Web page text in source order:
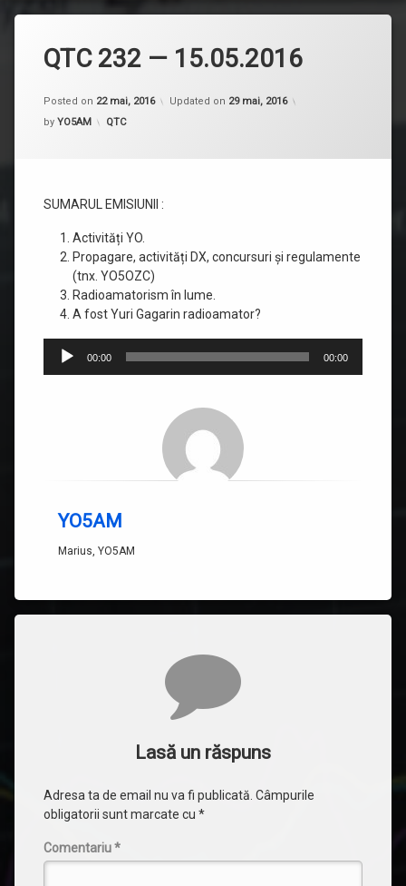
QTC 232 — 15.05.2016
Posted on 22 mai, 2016 Updated on 29 mai, 2016
by YO5AM Categorii:
QTC
SUMARUL EMISIUNII :
Activități YO.
Propagare, activități DX, concursuri și regulamente
(tnx. YO5OZC)
Radioamatorism în lume.
A fost Yuri Gagarin radioamator?
Player
audio
00:00 00:00
YO5AM
Marius, YO5AM
Lasă un răspuns
Adresa ta de email nu va fi publicată. Câmpurile
obligatorii sunt marcate cu *
Comentariu*